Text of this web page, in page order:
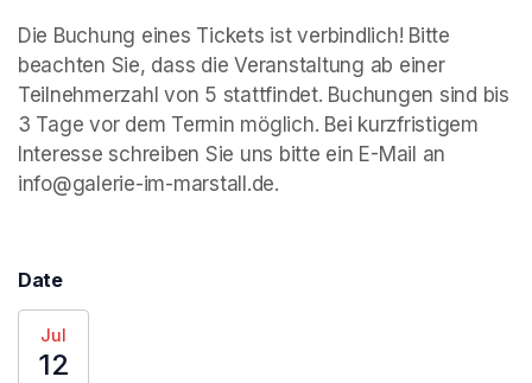
Die Buchung eines Tickets ist verbindlich! Bitte
beachten Sie, dass die Veranstaltung ab einer
Teilnehmerzahl von 5 stattfindet. Buchungen sind bis
3 Tage vor dem Termin möglich. Bei kurzfristigem
Interesse schreiben Sie uns bitte ein E-Mail an
info@galerie-im-marstall.de.
Date
Jul
12